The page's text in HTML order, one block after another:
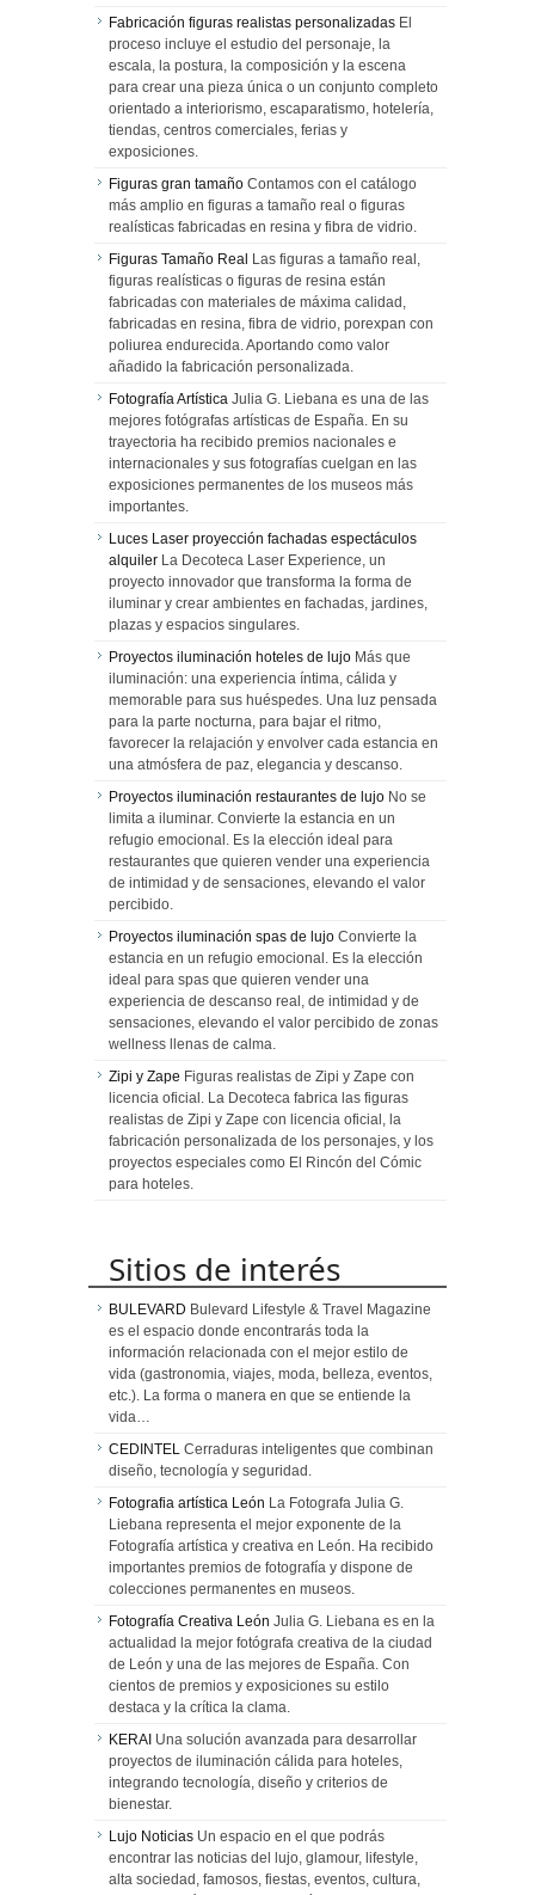
Fabricación figuras realistas personalizadas El
proceso incluye el estudio del personaje, la
escala, la postura, la composición y la escena
para crear una pieza única o un conjunto completo
orientado a interiorismo, escaparatismo, hotelería,
tiendas, centros comerciales, ferias y
exposiciones.
Figuras gran tamaño Contamos con el catálogo
más amplio en figuras a tamaño real o figuras
realísticas fabricadas en resina y fibra de vidrio.
Figuras Tamaño Real Las figuras a tamaño real,
figuras realísticas o figuras de resina están
fabricadas con materiales de máxima calidad,
fabricadas en resina, fibra de vidrio, porexpan con
poliurea endurecida. Aportando como valor
añadido la fabricación personalizada.
Fotografía Artística Julia G. Liebana es una de las
mejores fotógrafas artísticas de España. En su
trayectoria ha recibido premios nacionales e
internacionales y sus fotografías cuelgan en las
exposiciones permanentes de los museos más
importantes.
Luces Laser proyección fachadas espectáculos
alquiler La Decoteca Laser Experience, un
proyecto innovador que transforma la forma de
iluminar y crear ambientes en fachadas, jardines,
plazas y espacios singulares.
Proyectos iluminación hoteles de lujo Más que
iluminación: una experiencia íntima, cálida y
memorable para sus huéspedes. Una luz pensada
para la parte nocturna, para bajar el ritmo,
favorecer la relajación y envolver cada estancia en
una atmósfera de paz, elegancia y descanso.
Proyectos iluminación restaurantes de lujo No se
limita a iluminar. Convierte la estancia en un
refugio emocional. Es la elección ideal para
restaurantes que quieren vender una experiencia
de intimidad y de sensaciones, elevando el valor
percibido.
Proyectos iluminación spas de lujo Convierte la
estancia en un refugio emocional. Es la elección
ideal para spas que quieren vender una
experiencia de descanso real, de intimidad y de
sensaciones, elevando el valor percibido de zonas
wellness llenas de calma.
Zipi y Zape Figuras realistas de Zipi y Zape con
licencia oficial. La Decoteca fabrica las figuras
realistas de Zipi y Zape con licencia oficial, la
fabricación personalizada de los personajes, y los
proyectos especiales como El Rincón del Cómic
para hoteles.
Sitios de interés
BULEVARD Bulevard Lifestyle & Travel Magazine
es el espacio donde encontrarás toda la
información relacionada con el mejor estilo de
vida (gastronomia, viajes, moda, belleza, eventos,
etc.). La forma o manera en que se entiende la
vida…
CEDINTEL Cerraduras inteligentes que combinan
diseño, tecnología y seguridad.
Fotografia artística León La Fotografa Julia G.
Liebana representa el mejor exponente de la
Fotografía artística y creativa en León. Ha recibido
importantes premios de fotografía y dispone de
colecciones permanentes en museos.
Fotografía Creativa León Julia G. Liebana es en la
actualidad la mejor fotógrafa creativa de la ciudad
de León y una de las mejores de España. Con
cientos de premios y exposiciones su estilo
destaca y la crítica la clama.
KERAI Una solución avanzada para desarrollar
proyectos de iluminación cálida para hoteles,
integrando tecnología, diseño y criterios de
bienestar.
Lujo Noticias Un espacio en el que podrás
encontrar las noticias del lujo, glamour, lifestyle,
alta sociedad, famosos, fiestas, eventos, cultura,